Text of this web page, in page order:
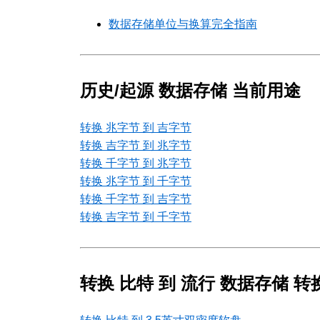
数据存储单位与换算完全指南
历史/起源 数据存储 当前用途
转换 兆字节 到 吉字节
转换 吉字节 到 兆字节
转换 千字节 到 兆字节
转换 兆字节 到 千字节
转换 千字节 到 吉字节
转换 吉字节 到 千字节
转换 比特 到 流行 数据存储 转